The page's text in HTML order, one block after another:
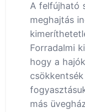
A felfújható
meghajtás
Forradalmi
hogy a
más